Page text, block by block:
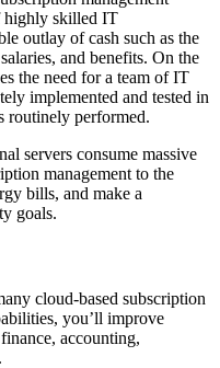
highly skilled IT
outlay of cash such as the
and benefits. On the
the need for a team of IT
implemented and tested in
routinely performed.
servers consume massive
management to the
bills, and make a
goals.
cloud-based subscription
you’ll improve
accounting,